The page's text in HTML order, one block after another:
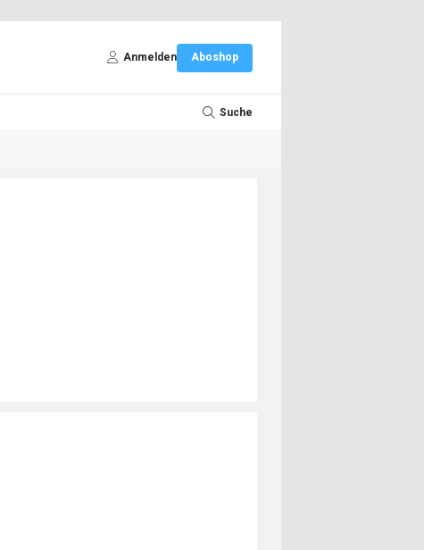
Anmelden Aboshop
Suche